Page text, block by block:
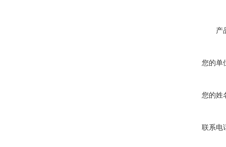
产
您的单
您的姓
联系电